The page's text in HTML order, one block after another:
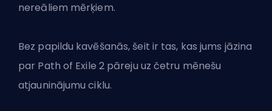
nereāliem mērķiem.
Bez papildu kavēšanās, šeit ir tas, kas jums jāzina
par Path of Exile 2pāreju uz četru mēnešu
atjauninājumu ciklu.